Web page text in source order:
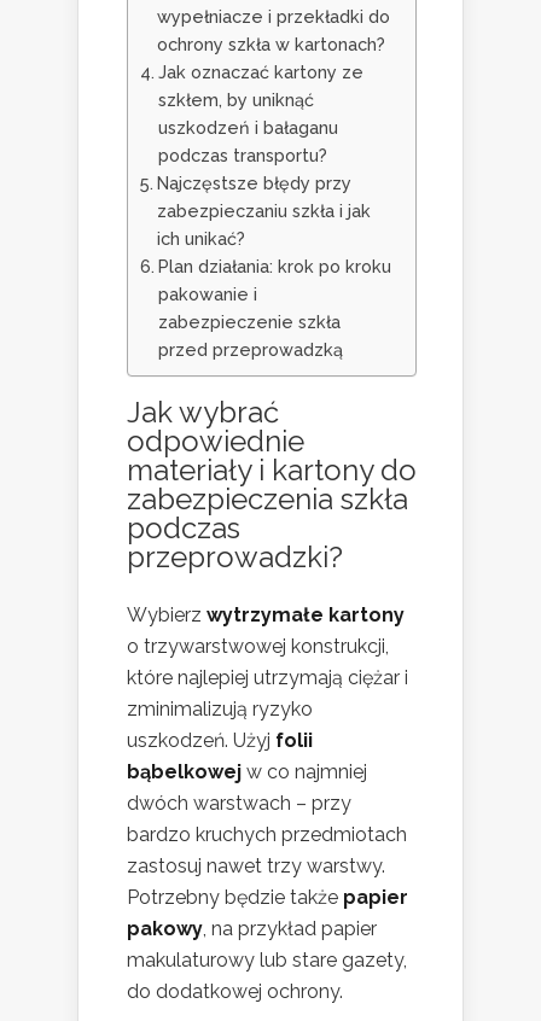
wypełniacze i przekładki do
ochrony szkła w kartonach?
Jak oznaczać kartony ze
szkłem, by uniknąć
uszkodzeń i bałaganu
podczas transportu?
Najczęstsze błędy przy
zabezpieczaniu szkła i jak
ich unikać?
Plan działania: krok po kroku
pakowanie i
zabezpieczenie szkła
przed przeprowadzką
Jak wybrać
odpowiednie
materiały i kartony do
zabezpieczenia szkła
podczas
przeprowadzki?
Wybierz wytrzymałe kartony
o trzywarstwowej konstrukcji,
które najlepiej utrzymają ciężar i
zminimalizują ryzyko
uszkodzeń. Użyj folii
bąbelkowej w co najmniej
dwóch warstwach – przy
bardzo kruchych przedmiotach
zastosuj nawet trzy warstwy.
Potrzebny będzie także papier
pakowy , na przykład papier
makulaturowy lub stare gazety,
do dodatkowej ochrony.